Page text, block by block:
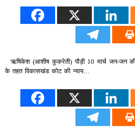
ऋषिकेश (आशीष कुकरेती) पौड़ी 10 मार्च जन-जन
के तहत विकासखंड कोट की न्याय…